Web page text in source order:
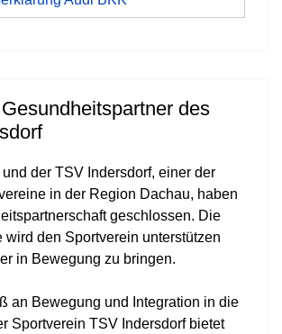
des
der TSV Indersdorf, einer der
in der Region Dachau, haben
geschlossen. Die
wird den Sportverein unterstützen
in Bewegung zu bringen.
an Bewegung und Integration in die
Sportverein TSV Indersdorf bietet